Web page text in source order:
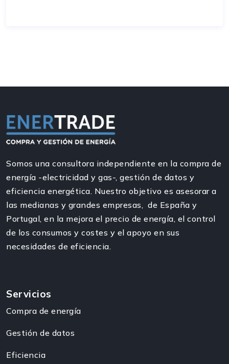
Somos una consultora independiente en la compra de
energía -electricidad y gas-, gestión de datos y
eficiencia energética. Nuestro objetivo es asesorar a
las medianas y grandes empresas, de España y
Portugal, en la mejora el precio de energía, el control
de los consumos y costes y el apoyo en sus
necesidades de eficiencia.
Servicios
Compra de energía
Gestión de datos
Eficiencia